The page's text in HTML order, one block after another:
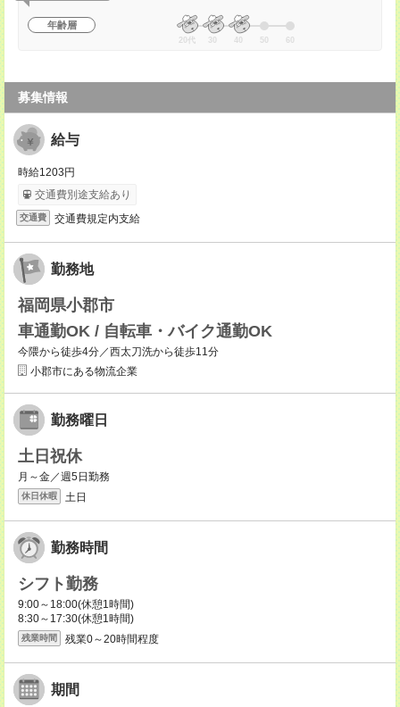
年齢層
20代 30 40 50 60
募集情報
給与
時給1203円
交通費別途支給あり
交通費 交通費規定内支給
勤務地
福岡県小郡市
車通勤OK / 自転車・バイク通勤OK
今隈から徒歩4分／西太刀洗から徒歩11分
小郡市にある物流企業
勤務曜日
土日祝休
月～金／週5日勤務
休日休暇 土日
勤務時間
シフト勤務
9:00～18:00(休憩1時間)
8:30～17:30(休憩1時間)
残業時間 残業0～20時間程度
期間